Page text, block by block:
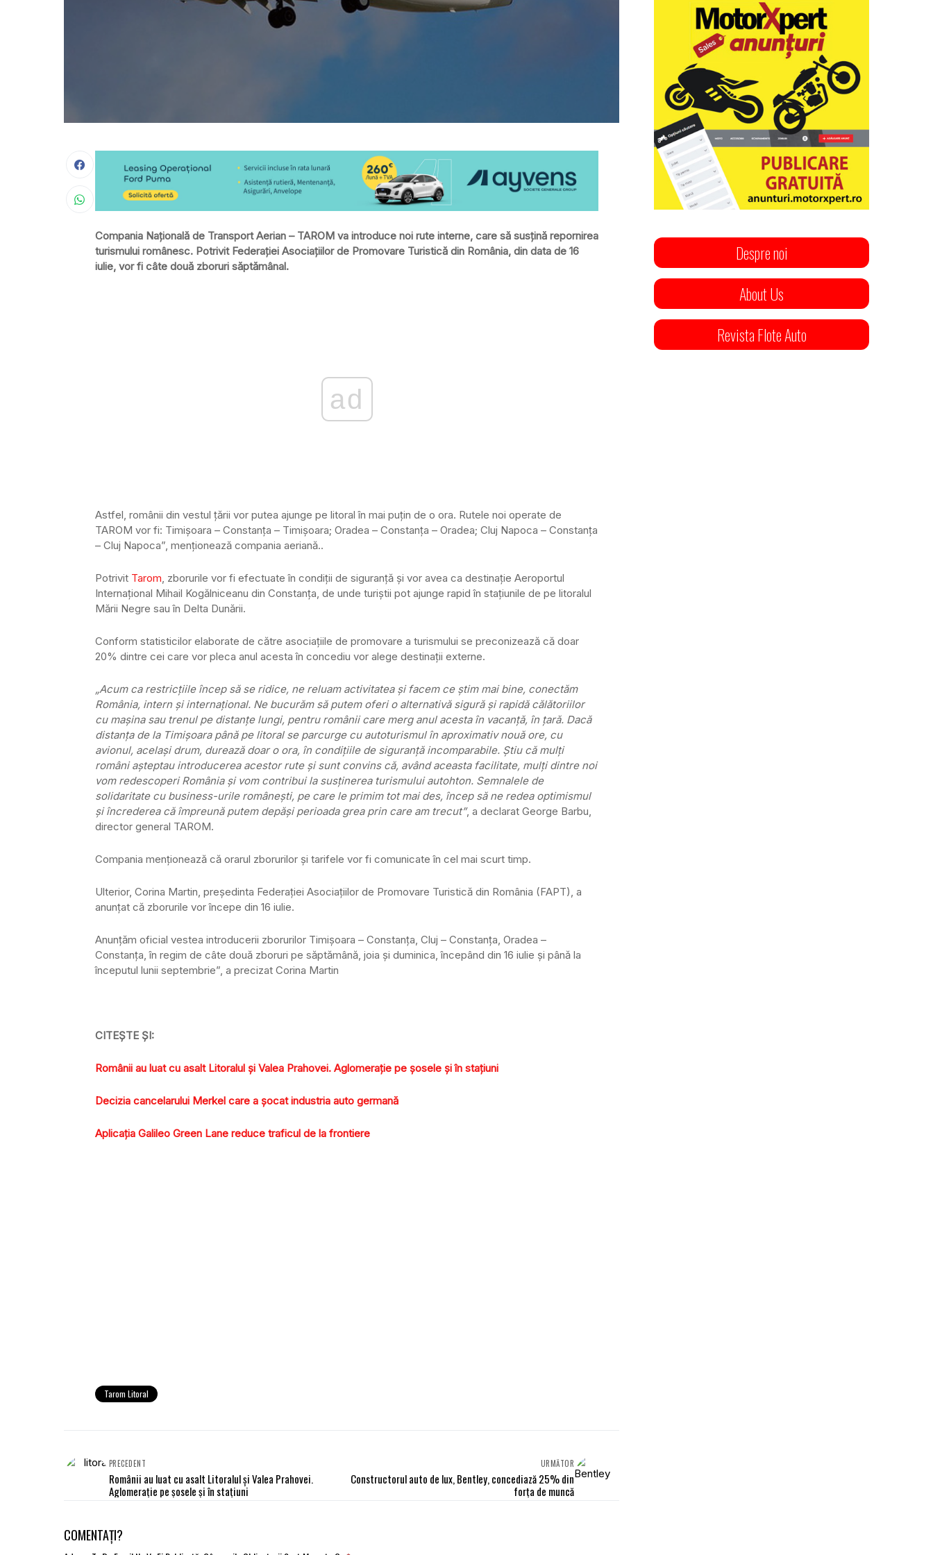
Compania Naţională de Transport Aerian – TAROM va introduce noi rute interne, care să susţină repornirea
turismului românesc. Potrivit Federaţiei Asociaţiilor de Promovare Turistică din România, din data de 16
iulie, vor fi câte două zboruri săptămânal.
ad
Astfel, românii din vestul ţării vor putea ajunge pe litoral în mai puţin de o ora. Rutele noi operate de
TAROM vor fi: Timişoara – Constanţa – Timişoara; Oradea – Constanţa – Oradea; Cluj Napoca – Constanţa
– Cluj Napoca”, menţionează compania aeriană..
Potrivit Tarom, zborurile vor fi efectuate în condiţii de siguranţă şi vor avea ca destinaţie Aeroportul
Internaţional Mihail Kogălniceanu din Constanţa, de unde turiştii pot ajunge rapid în staţiunile de pe litoralul
Mării Negre sau în Delta Dunării.
Conform statisticilor elaborate de către asociaţiile de promovare a turismului se preconizează că doar
20% dintre cei care vor pleca anul acesta în concediu vor alege destinaţii externe.
„Acum ca restricţiile încep să se ridice, ne reluam activitatea şi facem ce ştim mai bine, conectăm
România, intern şi internaţional. Ne bucurăm să putem oferi o alternativă sigură şi rapidă călătoriilor
cu maşina sau trenul pe distanţe lungi, pentru românii care merg anul acesta în vacanţă, în ţară. Dacă
distanţa de la Timişoara până pe litoral se parcurge cu autoturismul în aproximativ nouă ore, cu
avionul, acelaşi drum, durează doar o ora, în condiţiile de siguranţă incomparabile. Ştiu că mulţi
români aşteptau introducerea acestor rute şi sunt convins că, având aceasta facilitate, mulţi dintre noi
vom redescoperi România şi vom contribui la susţinerea turismului autohton. Semnalele de
solidaritate cu business-urile româneşti, pe care le primim tot mai des, încep să ne redea optimismul
şi încrederea că împreună putem depăşi perioada grea prin care am trecut”, a declarat George Barbu,
director general TAROM.
Compania menționează că orarul zborurilor şi tarifele vor fi comunicate în cel mai scurt timp.
Ulterior, Corina Martin, președinta Federaţiei Asociaţiilor de Promovare Turistică din România (FAPT), a
anunțat că zborurile vor începe din 16 iulie.
Anunţăm oficial vestea introducerii zborurilor Timişoara – Constanţa, Cluj – Constanţa, Oradea –
Constanţa, în regim de câte două zboruri pe săptămână, joia şi duminica, începând din 16 iulie şi până la
începutul lunii septembrie”, a precizat Corina Martin
CITEȘTE ȘI:
Românii au luat cu asalt Litoralul şi Valea Prahovei. Aglomeraţie pe şosele şi în staţiuni
Decizia cancelarului Merkel care a șocat industria auto germană
Aplicația Galileo Green Lane reduce traficul de la frontiere
Tarom Litoral
PRECEDENT
Românii au luat cu asalt Litoralul şi Valea Prahovei.
Aglomeraţie pe şosele şi în staţiuni
URMĂTOR
Constructorul auto de lux, Bentley, concediază 25% din
forţa de muncă
COMENTAȚI?
Despre noi
About Us
Revista Flote Auto